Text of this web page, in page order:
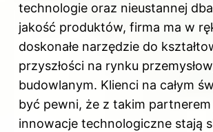
technologie oraz nieustannej
jakość produktów, firma ma w
doskonałe narzędzie do
przyszłości na rynku
budowlanym. Klienci na całym
być pewni, że z takim
innowacje technologiczne stają